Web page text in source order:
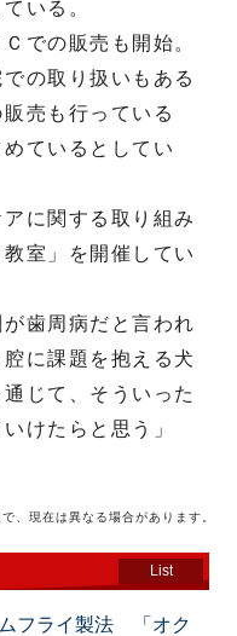
いる。
での販売も開始。
の取り扱いもある
売も行っている
ているとしてい
に関する取り組み
室」を開催してい
歯周病だと言われ
に課題を抱える犬
じて、そういった
けたらと思う」
、現在は異なる場合があります。
List
フライ製法 「オク